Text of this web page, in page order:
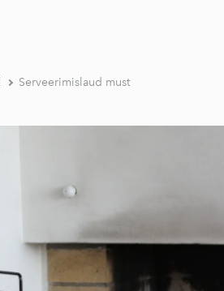
Serveerimislaud must